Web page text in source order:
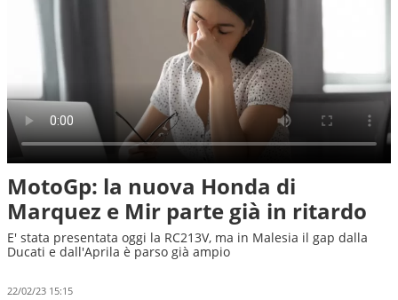
MotoGp: la nuova Honda di
Marquez e Mir parte già in ritardo
E' stata presentata oggi la RC213V, ma in Malesia il gap dalla
Ducati e dall'Aprila è parso già ampio
22/02/23 15:15